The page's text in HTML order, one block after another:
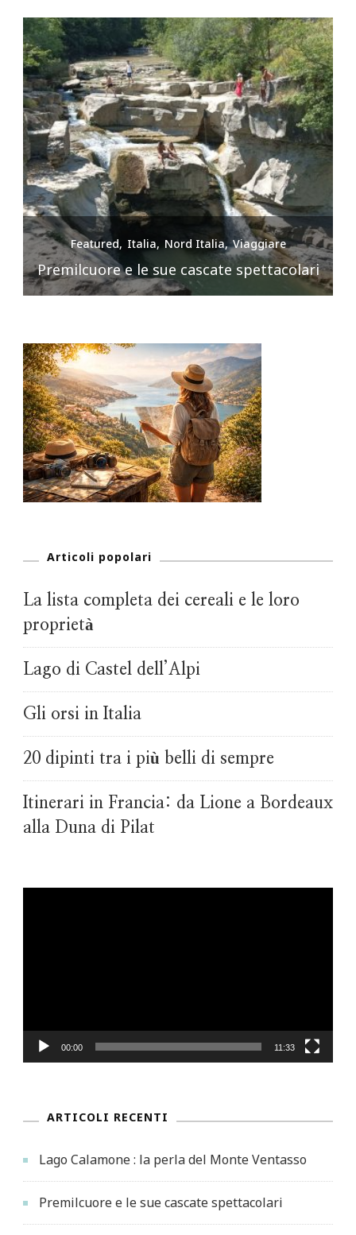
Featured Italia Nord Italia Viaggiare
Premilcuore e le sue cascate spettacolari
Articoli popolari
La lista completa dei cereali e le loro
proprietà
Lago di Castel dell’Alpi
Gli orsi in Italia
20 dipinti tra i più belli di sempre
Itinerari in Francia: da Lione a Bordeaux
alla Duna di Pilat
00:00 11:33
ARTICOLI RECENTI
Lago Calamone : la perla del Monte Ventasso
Premilcuore e le sue cascate spettacolari